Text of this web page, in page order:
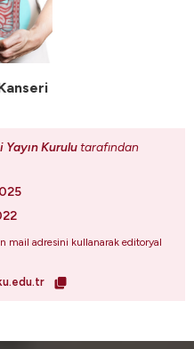
Kurulu tarafından
mail adresini kullanarak editoryal